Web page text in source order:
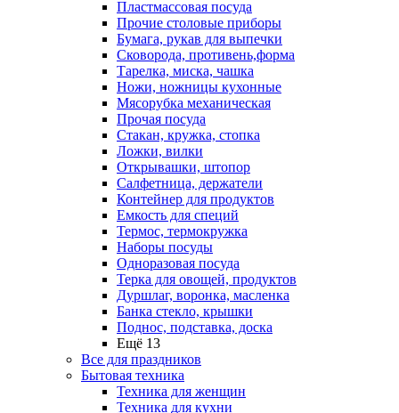
Пластмассовая посуда
Прочие столовые приборы
Бумага, рукав для выпечки
Сковорода, противень,форма
Тарелка, миска, чашка
Ножи, ножницы кухонные
Мясорубка механическая
Прочая посуда
Стакан, кружка, стопка
Ложки, вилки
Открывашки, штопор
Салфетница, держатели
Контейнер для продуктов
Емкость для специй
Термос, термокружка
Наборы посуды
Одноразовая посуда
Терка для овощей, продуктов
Дуршлаг, воронка, масленка
Банка стекло, крышки
Поднос, подставка, доска
Ещё 13
Все для праздников
Бытовая техника
Техника для женщин
Техника для кухни